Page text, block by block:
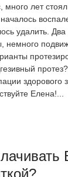
много лет
началось
удалить. Два
немного
здорового
Елена!...